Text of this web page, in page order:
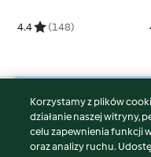
4.4 (148)
© Copyright 2026
Warunki korzystania
Korzystamy z plików
działanie naszej witryny,
celu zapewnienia funkcji
oraz analizy ruchu.